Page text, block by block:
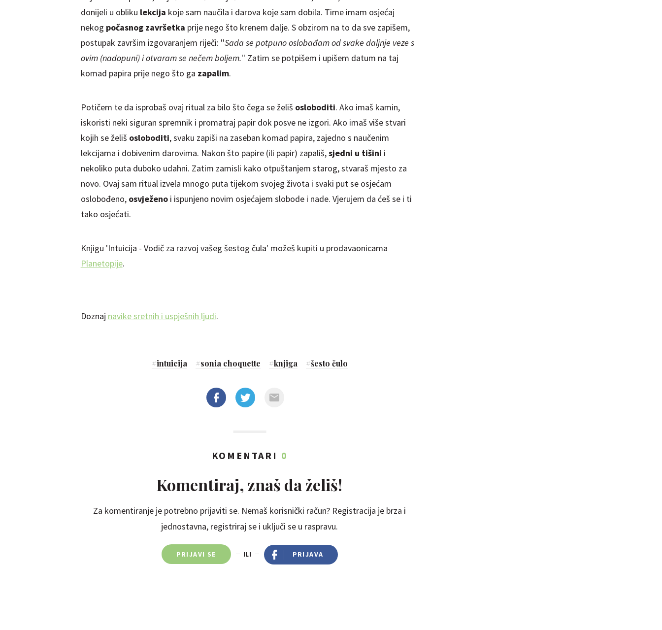
donijeli u obliku lekcija koje sam naučila i darova koje sam dobila. Time imam osjećaj
nekog počasnog završetka prije nego što krenem dalje. S obzirom na to da sve zapišem,
postupak završim izgovaranjem riječi: ''Sada se potpuno oslobađam od svake daljnje veze s
ovim (nadopuni) i otvaram se nečem boljem.'' Zatim se potpišem i upišem datum na taj
komad papira prije nego što ga zapalim.
Potičem te da isprobaš ovaj ritual za bilo što čega se želiš osloboditi. Ako imaš kamin,
iskoristi neki siguran spremnik i promatraj papir dok posve ne izgori. Ako imaš više stvari
kojih se želiš osloboditi, svaku zapiši na zaseban komad papira, zajedno s naučenim
lekcijama i dobivenim darovima. Nakon što papire (ili papir) zapališ,sjedni u tišini i
nekoliko puta duboko udahni. Zatim zamisli kako otpuštanjem starog, stvaraš mjesto za
novo. Ovaj sam ritual izvela mnogo puta tijekom svojeg života i svaki put se osjećam
oslobođeno, osvježeno i ispunjeno novim osjećajem slobode i nade. Vjerujem da ćeš se i ti
tako osjećati.
Knjigu 'Intuicija - Vodič za razvoj vašeg šestog čula' možeš kupiti u prodavaonicama
Planetopije.
Doznaj navike sretnih i uspješnih ljudi.
#intuicija #sonia choquette #knjiga #šesto čulo
KOMENTARI 0
Komentiraj, znaš da želiš!
Za komentiranje je potrebno prijaviti se. Nemaš korisnički račun? Registracija je brza i
jednostavna, registriraj se i uključi se u raspravu.
PRIJAVI SE ILI PRIJAVA